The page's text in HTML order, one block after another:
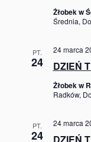
Żłobek w
Średnia,
PT.
24 DZIEŃ
24 marca
Żłobek w
Radków,
PT.
24 DZIEŃ
24 marca